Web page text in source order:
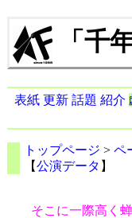
「千
表紙 更新 話題 紹介
トップページ > ペ
【公演データ 】
そこに一際高く